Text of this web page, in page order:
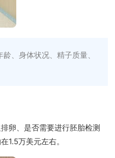
、身体状况、精子质量、
卵、是否需要进行胚胎检测
1.5万美元左右。